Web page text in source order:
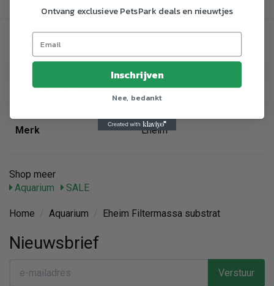
Specificaties
796446
EAN nummer
4011708250556
Merk
Eheim
Shop meer
Aquarium
SALE
Home Aquarium Eheim Filtermassa substrat
Nieuwsbrief
Verstuur
Ontvang exclusieve PetsPark deals en nieuwtjes
Inschrijven
Nee, bedankt